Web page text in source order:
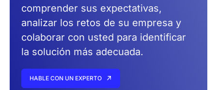
comprender sus expectativas,
analizar los retos de su empresa y
colaborar con usted para identificar
la solución más adecuada.
HABLE CON UN EXPERTO